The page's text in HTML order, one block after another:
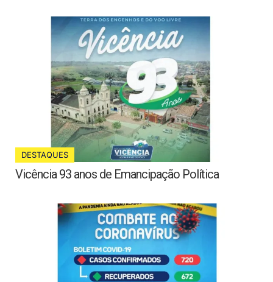
DESTAQUES
Vicência 93 anos de Emancipação Política